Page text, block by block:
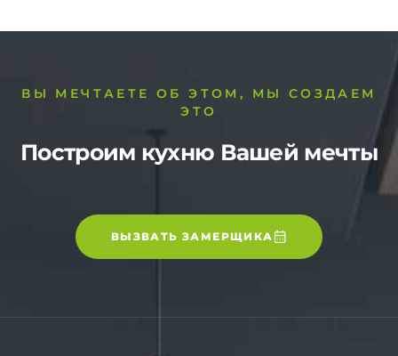
ВЫ МЕЧТАЕТЕ ОБ ЭТОМ, МЫ СОЗДАЕМ
ЭТО
Построим кухню Вашей мечты
ВЫЗВАТЬ ЗАМЕРЩИКА